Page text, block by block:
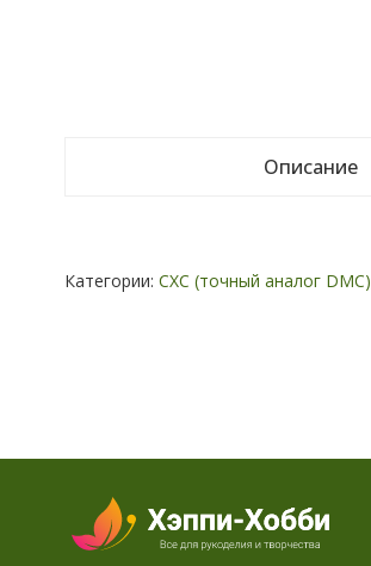
Описание
Категории: СХС (точный аналог DMC)